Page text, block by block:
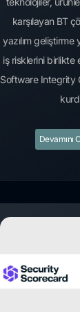
karşılayan BT
yazılım
iş risklerini birlikte
Software Integrity
Devamını